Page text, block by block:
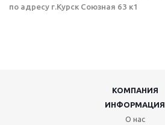
по адресу г.Курск Союзная 63 к1
КОМПАНИЯ
ИНФОРМАЦИЯ
О нас